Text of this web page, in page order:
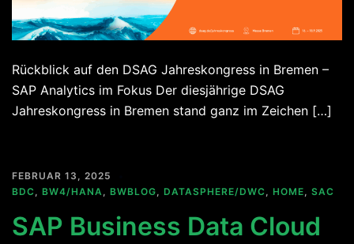
Rückblick auf den DSAG Jahreskongress in Bremen –
SAP Analytics im Fokus Der diesjährige DSAG
Jahreskongress in Bremen stand ganz im Zeichen […]
FEBRUAR 13, 2025
BDC, BW4/HANA, BWBLOG, DATASPHERE/DWC, HOME, SAC
SAP Business Data Cloud